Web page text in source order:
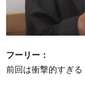
フーリー：
前回は衝撃的すぎる